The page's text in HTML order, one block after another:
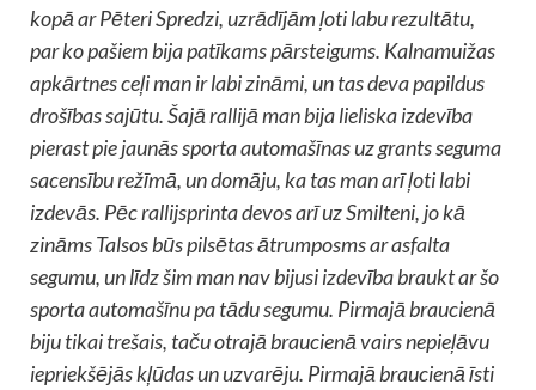
kopā ar Pēteri Spredzi, uzrādījām ļoti labu rezultātu,
par ko pašiem bija patīkams pārsteigums. Kalnamuižas
apkārtnes ceļi man ir labi zināmi, un tas deva papildus
drošības sajūtu. Šajā rallijā man bija lieliska izdevība
pierast pie jaunās sporta automašīnas uz grants seguma
sacensību režīmā, un domāju, ka tas man arī ļoti labi
izdevās. Pēc rallijsprinta devos arī uz Smilteni, jo kā
zināms Talsos būs pilsētas ātrumposms ar asfalta
segumu, un līdz šim man nav bijusi izdevība braukt ar šo
sporta automašīnu pa tādu segumu. Pirmajā braucienā
biju tikai trešais, taču otrajā braucienā vairs nepieļāvu
iepriekšējās kļūdas un uzvarēju. Pirmajā braucienā īsti